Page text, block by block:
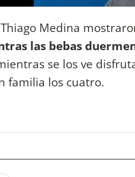
Medina
las bebas
se los ve
familia los cuatro.